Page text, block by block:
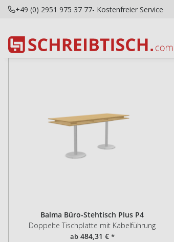
+49 (0) 2951 975 37 77- Kostenfreier Service
Balma Büro-Stehtisch Plus P4
Doppelte Tischplatte mit Kabelführung
ab484,31 € *